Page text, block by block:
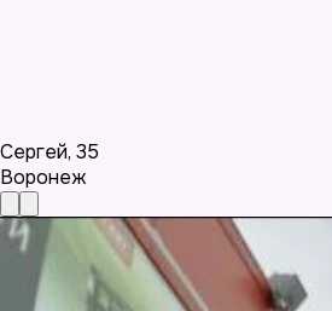
Сергей, 35
Воронеж